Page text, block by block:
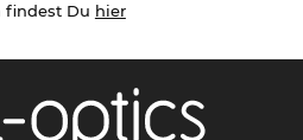
findest Du hier